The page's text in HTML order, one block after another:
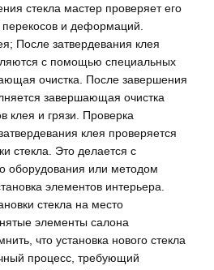
стекла мастер проверяет его
перекосов и деформаций.
После затвердевания клея
с помощью специальных
очистка. После завершения
завершающая очистка
клея и грязи. Проверка
клея проверяется
стекла. Это делается с
оборудования или методом
элементов интерьера.
стекла на место
элементы салона
что установка нового стекла
процесс, требующий